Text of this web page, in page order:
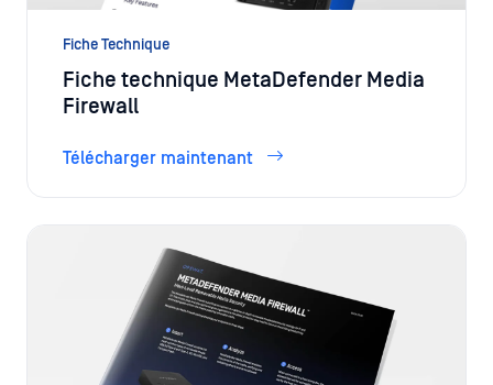
Fiche Technique
Fiche technique MetaDefender Media
Firewall
Télécharger maintenant